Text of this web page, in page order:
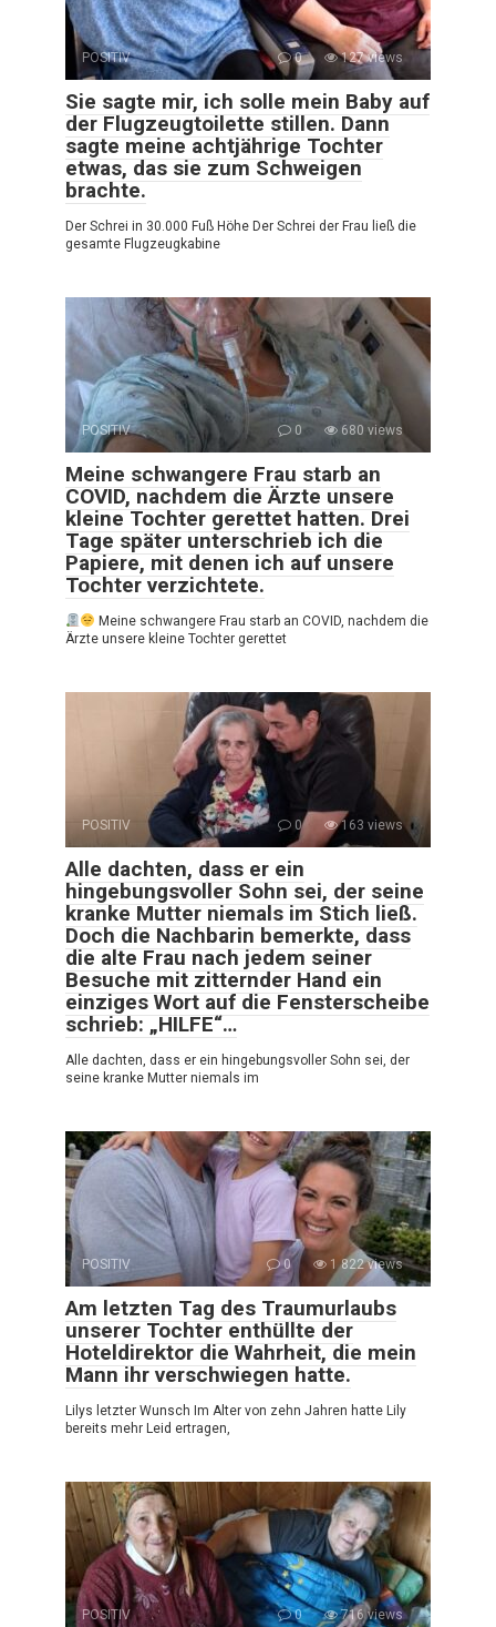
POSITIV 0 127 views
Sie sagte mir, ich solle mein Baby auf
der Flugzeugtoilette stillen. Dann
sagte meine achtjährige Tochter
etwas, das sie zum Schweigen
brachte.
Der Schrei in 30.000 Fuß Höhe Der Schrei der Frau ließ die
gesamte Flugzeugkabine
POSITIV 0 680 views
Meine schwangere Frau starb an
COVID, nachdem die Ärzte unsere
kleine Tochter gerettet hatten. Drei
Tage später unterschrieb ich die
Papiere, mit denen ich auf unsere
Tochter verzichtete.
Meine schwangere Frau starb an COVID, nachdem die
Ärzte unsere kleine Tochter gerettet
POSITIV 0 163 views
Alle dachten, dass er ein
hingebungsvoller Sohn sei, der seine
kranke Mutter niemals im Stich ließ.
Doch die Nachbarin bemerkte, dass
die alte Frau nach jedem seiner
Besuche mit zitternder Hand ein
einziges Wort auf die Fensterscheibe
schrieb: „HILFE“…
Alle dachten, dass er ein hingebungsvoller Sohn sei, der
seine kranke Mutter niemals im
POSITIV 0 1 822 views
Am letzten Tag des Traumurlaubs
unserer Tochter enthüllte der
Hoteldirektor die Wahrheit, die mein
Mann ihr verschwiegen hatte.
Lilys letzter Wunsch Im Alter von zehn Jahren hatte Lily
bereits mehr Leid ertragen,
POSITIV 0 716 views